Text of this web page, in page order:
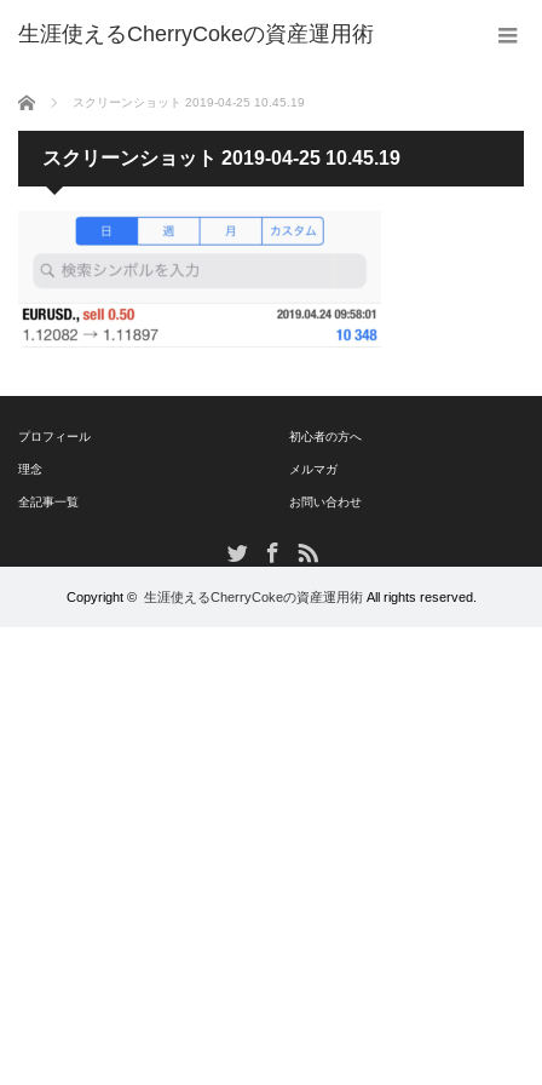
生涯使えるCherryCokeの資産運用術
ホーム スクリーンショット 2019-04-25 10.45.19
スクリーンショット 2019-04-25 10.45.19
プロフィール 初心者の方へ
理念 メルマガ
全記事一覧 お問い合わせ
TwitterFacebook
Copyright © 生涯使えるCherryCokeの資産運用術All rights reserved.